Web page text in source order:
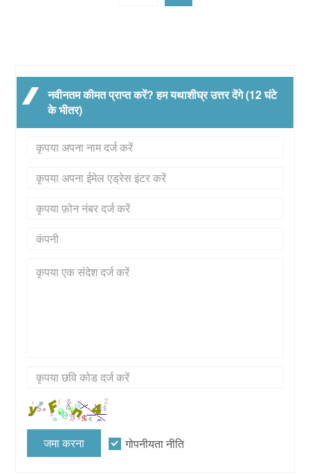
नवीनतम कीमत प्राप्त करें? हम यथाशीघ्र उत्तर देंगे (12 घंटे
के भीतर)
जमा करना गोपनीयता नीति